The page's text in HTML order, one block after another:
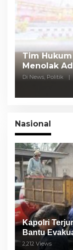
Tim
Menolak
Pasar
Di News, Politik |
Nasional
Kapolri
Bantu
Semeru
2,212 Views